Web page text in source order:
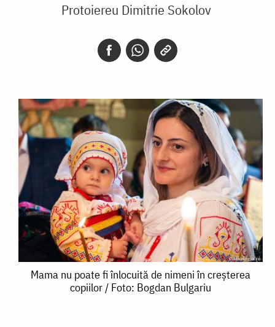
Protoiereu Dimitrie Sokolov
Mama
Mama nu poate fi înlocuită de nimeni în creșterea
copiilor / Foto: Bogdan Bulgariu